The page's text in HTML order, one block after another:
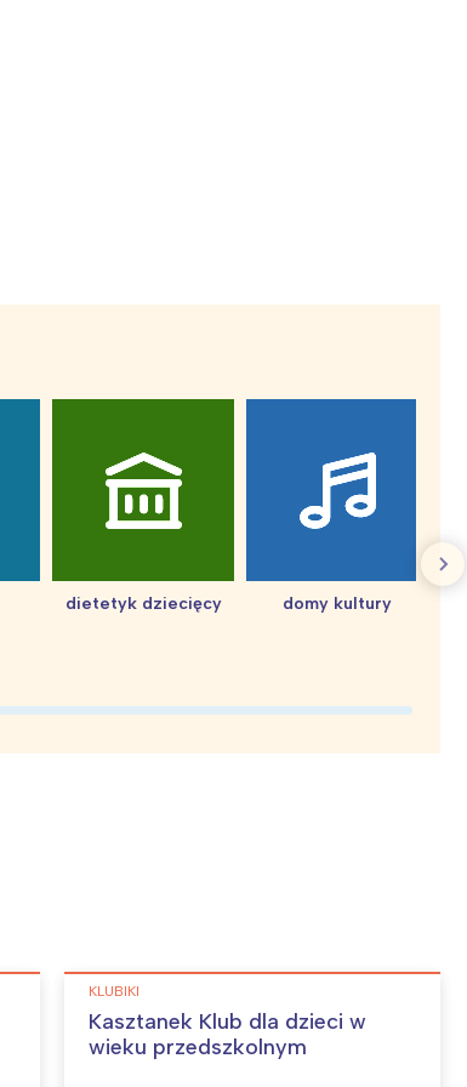
dietetyk dziecięcy
domy kultury
KLUBIKI
Kasztanek Klub dla dzieci w
wieku przedszkolnym